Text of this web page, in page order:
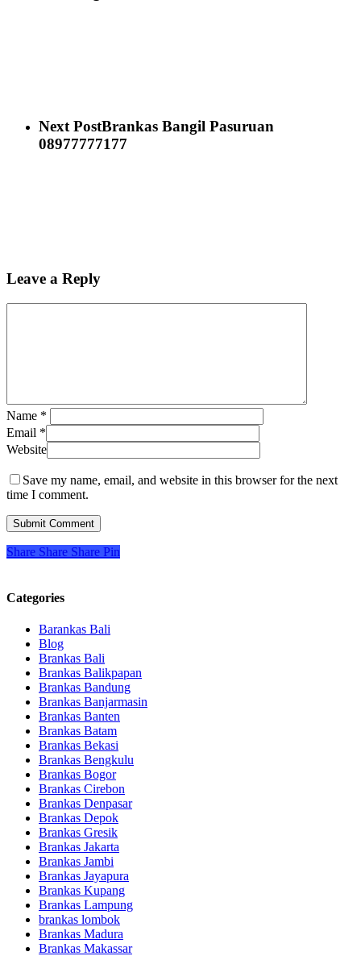
Next PostBrankas Bangil Pasuruan
08977777177
Leave a Reply
Name *
Email *
Website
Save my name, email, and website in this browser for the next
time I comment.
Share Share Share Pin
Categories
Barankas Bali
Blog
Brankas Bali
Brankas Balikpapan
Brankas Bandung
Brankas Banjarmasin
Brankas Banten
Brankas Batam
Brankas Bekasi
Brankas Bengkulu
Brankas Bogor
Brankas Cirebon
Brankas Denpasar
Brankas Depok
Brankas Gresik
Brankas Jakarta
Brankas Jambi
Brankas Jayapura
Brankas Kupang
Brankas Lampung
brankas lombok
Brankas Madura
Brankas Makassar